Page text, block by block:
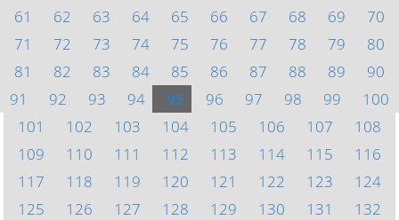
61
62 63 64 65 66 67 68 69
70
71
72 73 74 75 76 77 78 79
80
81
82 83 84 85 86 87 88 89
90
91
92 93 94 95 96 97 98 99
100
101
102 103 104 105 106 107
108
109
110 111 112 113 114 115
116
117
118 119 120 121 122 123
124
125
126 127 128 129 130 131
132